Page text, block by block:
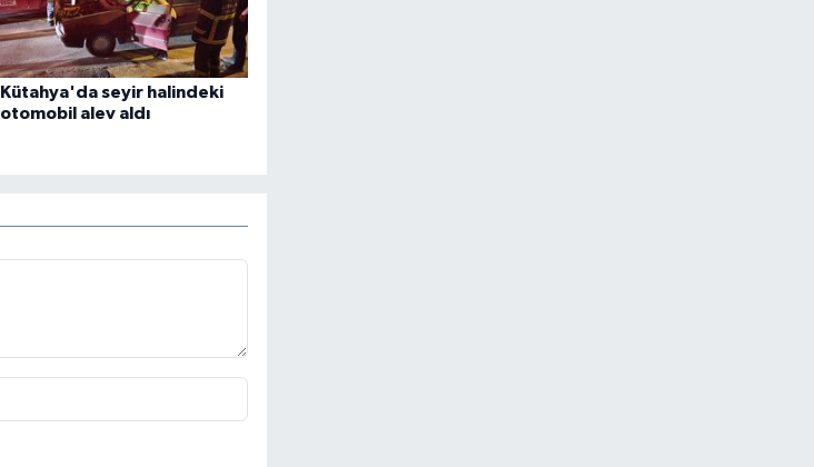
Kütahya'da seyir halindeki
otomobil alev aldı